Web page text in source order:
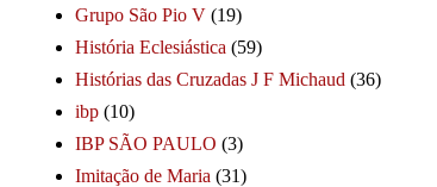
Grupo São Pio V (19)
História Eclesiástica (59)
Histórias das Cruzadas J F Michaud (36)
ibp (10)
IBP SÃO PAULO (3)
Imitação de Maria (31)